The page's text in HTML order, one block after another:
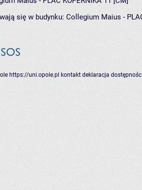
się w budynku: Collegium Maius -
https://uni.opole.pl kontakt deklaracja